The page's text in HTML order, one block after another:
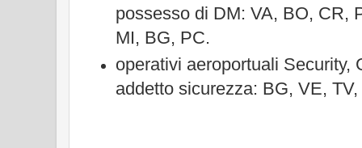
possesso di DM: VA, BO, CR,
MI, BG, PC.
operativi aeroportuali Security,
addetto sicurezza: BG, VE,